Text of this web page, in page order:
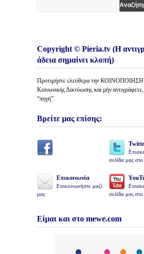
Copyright © Pieria.tv (Η
άδεια σημαίνει κλοπή)
Προτιμήστε ελεύθερα την
Κοινωνικής Δικτύωσης και μήν
“πηγή”.
Βρείτε μας επίσης:
σελίδα μας
Επικοινωνία
Επικοινωνήστε μαζί
μας
σελίδα μας
Είμαι και στο mewe.com